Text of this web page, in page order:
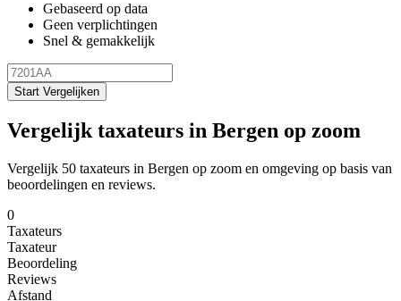
Gebaseerd op data
Geen verplichtingen
Snel & gemakkelijk
Start Vergelijken
Vergelijk taxateurs in Bergen op zoom
Vergelijk 50 taxateurs in Bergen op zoom en omgeving op basis van
beoordelingen en reviews.
0
Taxateurs
Taxateur
Beoordeling
Reviews
Afstand